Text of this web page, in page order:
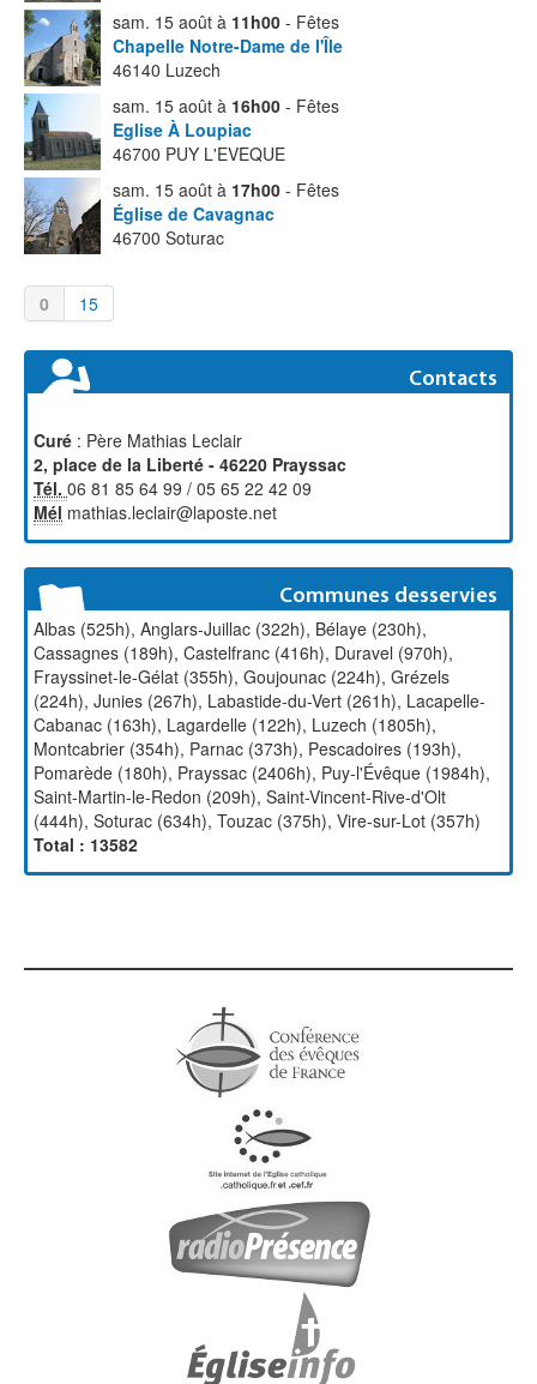
sam. 15 août à 11h00 - Fêtes
Chapelle Notre-Dame de l'Île
46140 Luzech
sam. 15 août à 16h00 - Fêtes
Eglise À Loupiac
46700 PUY L'EVEQUE
sam. 15 août à 17h00 - Fêtes
Église de Cavagnac
46700 Soturac
0 15
Contacts
Curé : Père Mathias Leclair
2, place de la Liberté - 46220 Prayssac
Tél. 06 81 85 64 99 / 05 65 22 42 09
Mél mathias.leclair@laposte.net
Communes desservies
Albas (525h), Anglars-Juillac (322h), Bélaye (230h),
Cassagnes (189h), Castelfranc (416h), Duravel (970h),
Frayssinet-le-Gélat (355h), Goujounac (224h), Grézels
(224h), Junies (267h), Labastide-du-Vert (261h), Lacapelle-
Cabanac (163h), Lagardelle (122h), Luzech (1805h),
Montcabrier (354h), Parnac (373h), Pescadoires (193h),
Pomarède (180h), Prayssac (2406h), Puy-l'Évêque (1984h),
Saint-Martin-le-Redon (209h), Saint-Vincent-Rive-d'Olt
(444h), Soturac (634h), Touzac (375h), Vire-sur-Lot (357h)
Total : 13582